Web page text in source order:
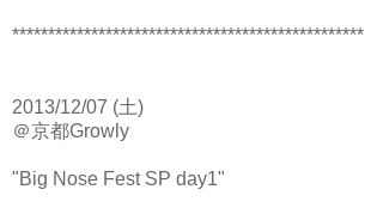
*************************************************
2013/12/07 (土)
＠京都Growly
"Big Nose Fest SP day1"